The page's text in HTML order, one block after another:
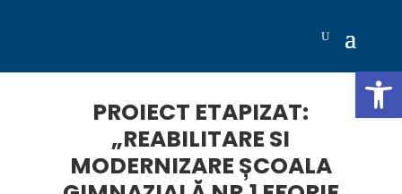
PROIECT ETAPIZAT:
„REABILITARE SI
MODERNIZARE ȘCOALA